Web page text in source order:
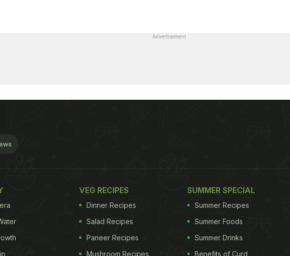
Advertisement
VEG RECIPES
Dinner Recipes
Salad Recipes
Paneer Recipes
Mushroom Recipes
SUMMER SPECIAL
Summer Recipes
Summer Foods
Summer Drinks
Benefits of Curd